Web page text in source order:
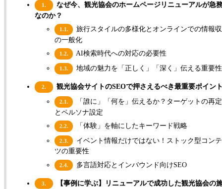
1.
なぜ今、観光協会のホームページリニューアルが急
なのか？
1.1.
旅行スタイルの多様化とオンラインでの情報
の一般化
1.2. AI検索時代への対応の必要性
1.3. 地域の魅力を「正しく」「深く」伝える重要性
2. 観光協会サイトのSEOで押さえるべき最重要ポイン
2.1.
「誰に」「何を」伝えるか？ターゲットの再
とペルソナ設定
2.2. 「体験」を軸にしたキーワード戦略
2.3.
イベント情報だけではない！ストック型コン
ツの重要性
2.4. 多言語対応とインバウンド向けSEO
3.
【事例に学ぶ】リニューアルで成功した観光協会の